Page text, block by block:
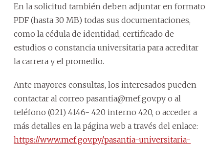
En la solicitud también deben adjuntar en formato
PDF (hasta 30 MB) todas sus documentaciones,
como la cédula de identidad, certificado de
estudios o constancia universitaria para acreditar
la carrera y el promedio.
Ante mayores consultas, los interesados pueden
contactar al correo pasantia@mef.gov.py o al
teléfono (021) 4146- 420 interno 420, o acceder a
más detalles en la página web a través del enlace:
https://www.mef.gov.py/pasantia-universitaria-